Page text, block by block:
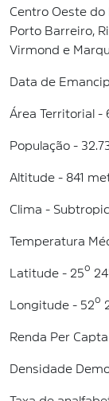
Centro Oeste
Porto Barreiro,
Virmond e
Data de
Área Territorial -
População -
Altitude - 841
Clima -
Temperatura
Latitude - 25º
Longitude - 52º
Renda Per
Densidade